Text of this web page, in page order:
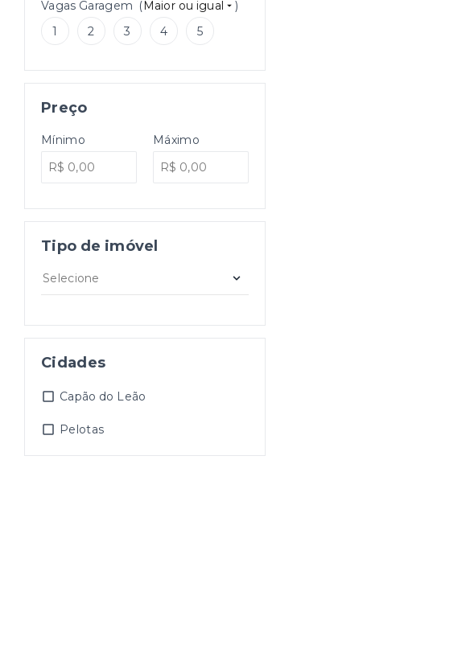
Vagas Garagem (Maior ou igual
)
1
2 3 4 5
Preço
Mínimo Máximo
Tipo de imóvel
Selecione
Cidades
Capão do Leão
Pelotas